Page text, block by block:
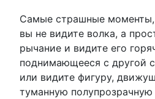
Самые страшные моменты,
вы не видите волка, а
рычание и видите его
поднимающееся с другой
или видите фигуру,
туманную полупрозрачную